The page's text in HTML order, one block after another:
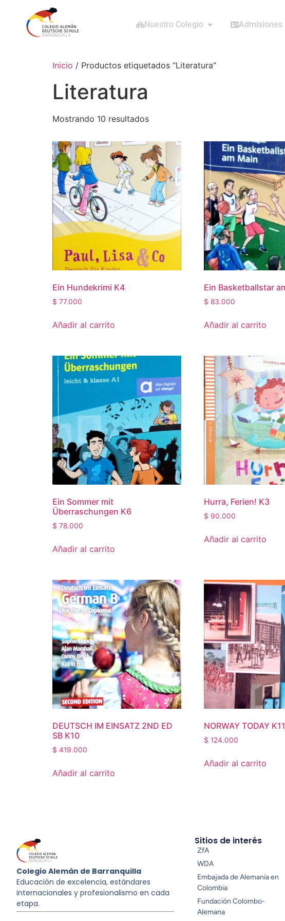
Nuestro Colegio Admisiones
Inicio / Productos etiquetados “Literatura”
Literatura
Mostrando 10 resultados
Ein Hundekrimi K4
$ 77.000
Añadir al carrito
Ein Basketballstar
$ 83.000
Añadir al carrito
Ein Sommer mit
Überraschungen K6
$ 78.000
Añadir al carrito
Hurra, Ferien! K3
$ 90.000
Añadir al carrito
DEUTSCH IM EINSATZ 2ND ED
SB K10
$ 419.000
Añadir al carrito
NORWAY TODAY K11
$ 124.000
Añadir al carrito
Colegio Alemán de Barranquilla
Educación de excelencia, estándares
internacionales y profesionalismo en cada
etapa.
Sitios de interés
ZfA
WDA
Embajada de Alemania en
Colombia
Fundación Colombo-
Alemana